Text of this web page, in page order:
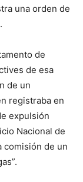
una orden de
de
de esa
de un
registraba en
expulsión
Nacional de
comisión de un